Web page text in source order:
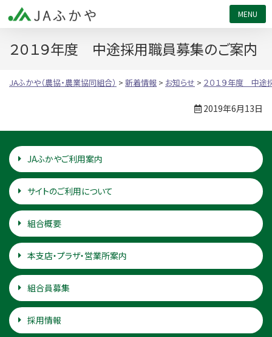
２０１９年度 中途採用職員募集のご案内
JAふかや（農協・農業協同組合） > 新着情報 > お知らせ > ２０１９年度 中途
2019年6月13日
JAふかやご利用案内
サイトのご利用について
組合概要
本支店・プラザ・営業所案内
組合員募集
採用情報